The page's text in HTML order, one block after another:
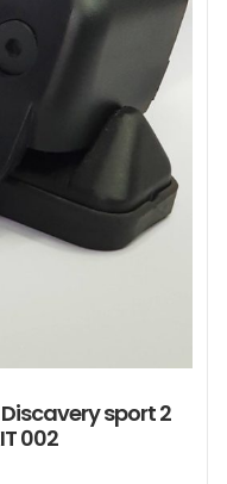
sport 2
002